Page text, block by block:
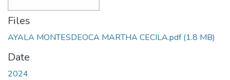
Files
AYALA MONTESDEOCA MARTHA CECILA.pdf(1.8 MB)
Date
2024